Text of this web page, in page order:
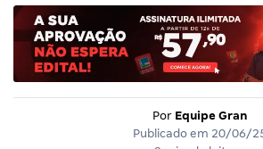
Por Equipe Gran
Publicado em 20/06/